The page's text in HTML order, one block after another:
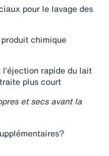
pour le lavage des
chimique
rapide du lait
plus court
et secs avant la